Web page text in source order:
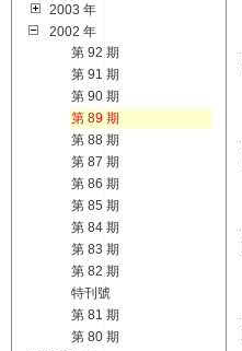
2003 年
2002 年
第 92 期
第 91 期
第 90 期
第 89 期
第 88 期
第 87 期
第 86 期
第 85 期
第 84 期
第 83 期
第 82 期
特刊號
第 81 期
第 80 期